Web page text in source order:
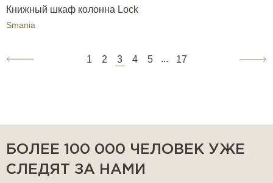
Книжный шкаф колонна Lock
Smania
1 2 3 4 5 ... 17
БОЛЕЕ 100 000 ЧЕЛОВЕК УЖЕ
СЛЕДЯТ ЗА НАМИ